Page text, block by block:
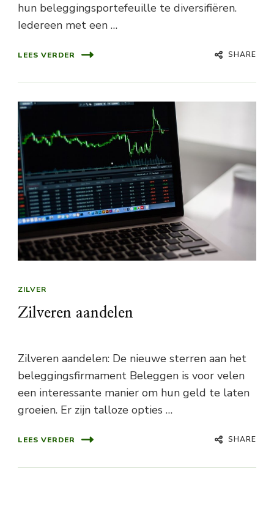
hun beleggingsportefeuille te diversifiëren.
Iedereen met een …
LEES VERDER SHARE
ZILVER
Zilveren aandelen
Zilveren aandelen: De nieuwe sterren aan het
beleggingsfirmament Beleggen is voor velen
een interessante manier om hun geld te laten
groeien. Er zijn talloze opties …
LEES VERDER SHARE